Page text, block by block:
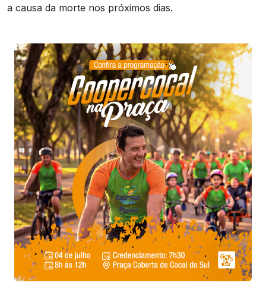
a causa da morte nos próximos dias.